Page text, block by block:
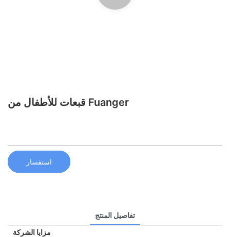
قبعات للأطفال من Fuanger
استفسار
تفاصيل المنتج
مزايا الشركة